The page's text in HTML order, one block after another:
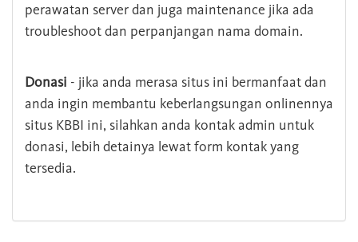
perawatan server dan juga maintenance jika ada
troubleshoot dan perpanjangan nama domain.
Donasi - jika anda merasa situs ini bermanfaat dan
anda ingin membantu keberlangsungan onlinennya
situs KBBI ini, silahkan anda kontak admin untuk
donasi, lebih detainya lewat form kontak yang
tersedia.